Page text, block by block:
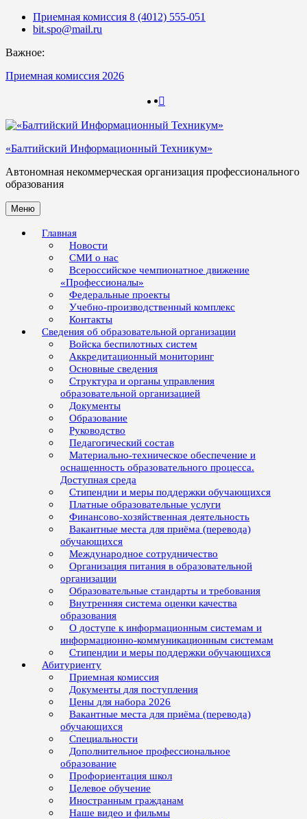
Skip
Приемная комиссия 8 (4012) 555-051
bit.spo@mail.ru
Важное:
Приемная комиссия 2026
«Балтийский Информационный Техникум»
Автономная некоммерческая организация профессионального
образования
Меню
Главная
Новости
СМИ о нас
Всероссийское чемпионатное движение
«Профессионалы»
Федеральные проекты
Учебно-производственный комплекс
Контакты
Сведения об образовательной организации
Войска беспилотных систем
Аккредитационный мониторинг
Основные сведения
Структура и органы управления
образовательной организацией
Документы
Образование
Руководство
Педагогический состав
Материально-техническое обеспечение и
оснащенность образовательного процесса.
Доступная среда
Стипендии и меры поддержки обучающихся
Платные образовательные услуги
Финансово-хозяйственная деятельность
Вакантные места для приёма (перевода)
обучающихся
Международное сотрудничество
Организация питания в образовательной
организации
Образовательные стандарты и требования
Внутренняя система оценки качества
образования
О доступе к информационным системам и
информационно-коммуникационным системам
Стипендии и меры поддержки обучающихся
Абитуриенту
Приемная комиссия
Документы для поступления
Цены для набора 2026
Вакантные места для приёма (перевода)
обучающихся
Специальности
Дополнительное профессиональное
образование
Профориентация школ
Целевое обучение
Иностранным гражданам
Наше видео и фильмы